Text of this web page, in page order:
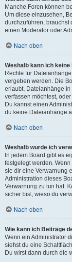
Manche Foren können
Um diese einzusehen,
durchzuführen, brauchst
einen Moderator oder
Nach oben
Weshalb kann ich
Rechte für
vergeben werden. Die
erlaubt, Dateianhänge
verfassen möchtest,
Du kannst einen
du keine Dateianhänge
Nach oben
Weshalb wurde ich
In jedem Board gibt es
festgelegt werden.
sie dir eine Verwarnung
Administration dieses
Verwarnung zu tun hat.
sicher bist, wieso du
Nach oben
Wie kann ich Beiträge
Wenn ein Administrator
siehst du eine
Du wirst dann durch die